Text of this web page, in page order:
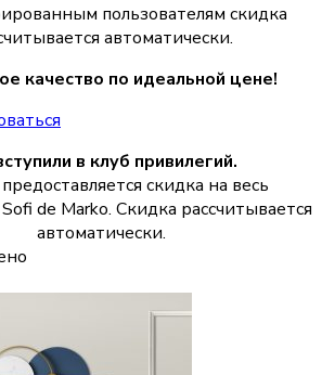
пользователям скидка
автоматически.
качество по идеальной цене!
в клуб привилегий.
скидка на весь
de Marko. Скидка рассчитывается
автоматически.